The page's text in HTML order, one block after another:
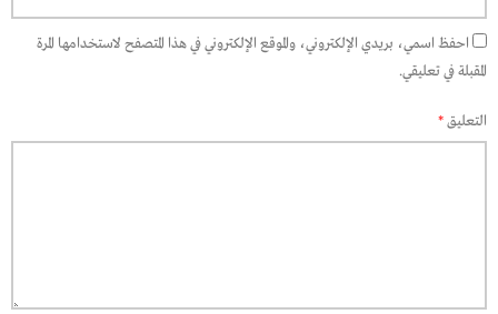
احفظ اسمي، بريدي الإلكتروني، والموقع الإلكتروني في هذا المتصفح لاستخدامها المرة
المقبلة في تعليقي.
التعليق*